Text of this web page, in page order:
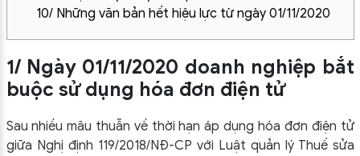
10/ Những văn bản hết hiệu lực từ ngày 01/11/2020
1/ Ngày 01/11/2020 doanh nghiệp bắt
buộc sử dụng hóa đơn điện tử
Sau nhiều mâu thuẫn về thời hạn áp dụng hóa đơn điện tử
giữa Nghị định 119/2018/NĐ-CP với Luật quản lý Thuế sửa